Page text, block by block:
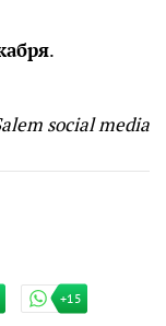
.
social media
+15